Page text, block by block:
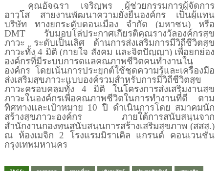
คุณอัจฉรา เจริญพร ผู้ช่วยกรรมการผู้จัดการ
อาวุโส สายงานพัฒนาความยั่งยืนองค์กร เป็นผู้แทน
บริษัท ทางยกระดับดอนเมือง จำกัด (มหาชน) หรือ
DMT รับมอบโล่ประกาศเกียรติคุณรางวัลองค์กรสุข
ภาวะ ระดับเป็นเลิศ ด้านการส่งเสริมการมีวิถีชีวิตสุข
ภาวะทั้ง4 มิติ (กายใจ สังคม และจิตปัญญา) เพื่อยกย่อง
องค์กรที่มีระบบการดูแลคุณภาพชีวิตคนทำงานใน
องค์กร โดยเน้นการประยุกต์ใช้ชุดความรู้และเครื่องมือ
ส่งเสริมสุขภาวะแบบองค์รวมสำหรับการมีวิถีชีวิตสุข
ภาวะครอบคลุมทั้ง 4 มิติ ในโครงการส่งเสริมงานสุข
ภาวะในองค์กรเพื่อคุณภาพชีวิตในการทำงานที่ดี ตาม
ทิศทางและเป้าหมาย 10ปี ดำเนินการโดย สมาคมนัก
สร้างสุขภาวะองค์กร ภายใต้การสนับสนุนจาก
สำนักงานกองทุนสนับสนุนการสร้างเสริมสุขภาพ (สสส.)
ณ ห้องเมจิก2 โรงแรมมิราเคิล แกรนด์ คอนเวนชั่น
กรุงเทพมหานคร